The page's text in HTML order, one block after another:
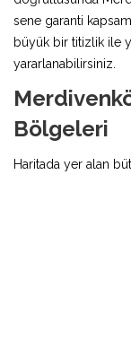
sene garanti
büyük bir titizlik ile
yararlanabilirsiniz.
Bölgeleri
Haritada yer alan